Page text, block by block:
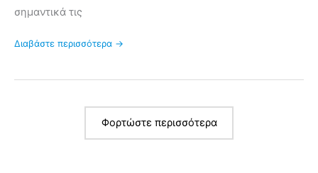
σημαντικά τις
Διαβάστε περισσότερα →
Φορτώστε περισσότερα